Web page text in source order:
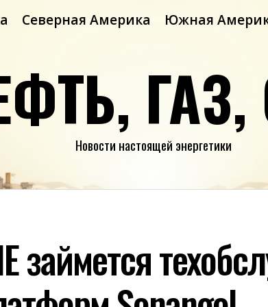
Северная Америка Южная
ГАЗ,
Новости настоящей энергетики
займется